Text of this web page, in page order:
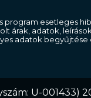
esetleges
árak, adatok,
adatok
U-001433)